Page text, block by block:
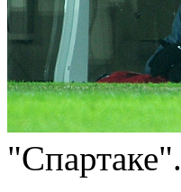
"Спартаке".